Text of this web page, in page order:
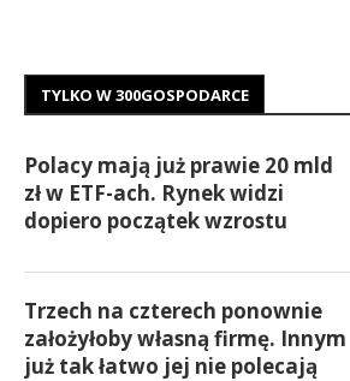
TYLKO W 300GOSPODARCE
Polacy mają już prawie 20 mld
zł w ETF-ach. Rynek widzi
dopiero początek wzrostu
Trzech na czterech ponownie
założyłoby własną firmę. Innym
już tak łatwo jej nie polecają